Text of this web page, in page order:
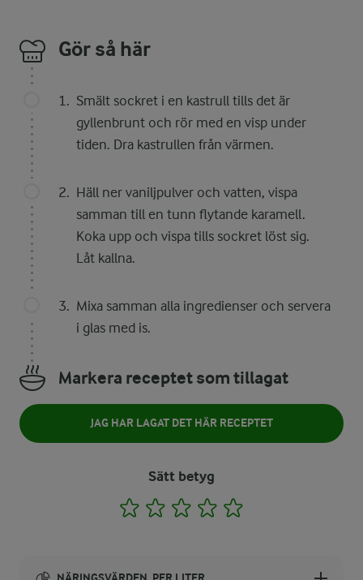
Gör så här
Smält sockret i en kastrull tills det är
gyllenbrunt och rör med en visp under
tiden. Dra kastrullen från värmen.
Häll ner vaniljpulver och vatten, vispa
samman till en tunn flytande karamell.
Koka upp och vispa tills sockret löst sig.
Låt kallna.
Mixa samman alla ingredienser och servera
i glas med is.
Markera receptet som tillagat
JAG HAR LAGAT DET HÄR RECEPTET
Sätt betyg
1 2 3 4